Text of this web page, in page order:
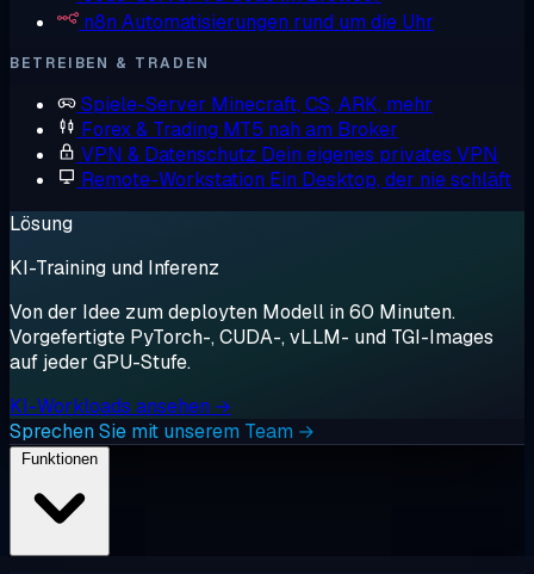
n8n Automatisierungen rund um die Uhr
BETREIBEN & TRADEN
Spiele-Server Minecraft, CS, ARK, mehr
Forex & Trading MT5 nah am Broker
VPN & Datenschutz Dein eigenes privates VPN
Remote-Workstation Ein Desktop, der nie schläft
Lösung
KI-Training und Inferenz
Von der Idee zum deployten Modell in 60 Minuten.
Vorgefertigte PyTorch-, CUDA-, vLLM- und TGI-Images
auf jeder GPU-Stufe.
KI-Workloads ansehen →
Sprechen Sie mit unserem Team →